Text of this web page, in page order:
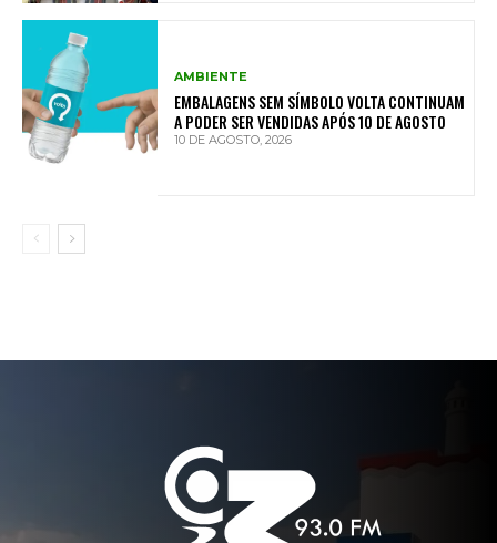
AMBIENTE
EMBALAGENS SEM SÍMBOLO VOLTA CONTINUAM
A PODER SER VENDIDAS APÓS 10 DE AGOSTO
10 DE AGOSTO, 2026